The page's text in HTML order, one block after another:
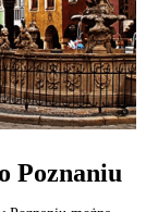
Poznaniu